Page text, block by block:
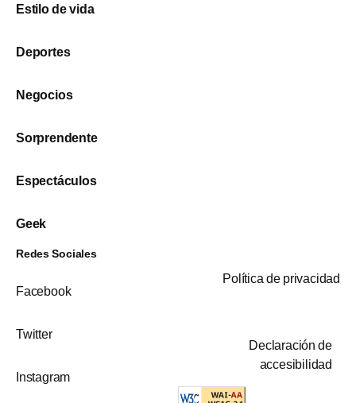
Estilo de vida
Deportes
Negocios
Sorprendente
Espectáculos
Geek
Redes Sociales
Facebook
Twitter
Instagram
Política de privacidad
Declaración de
accesibilidad